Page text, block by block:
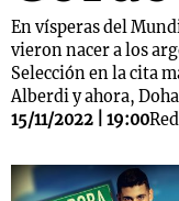
En vísperas del
vieron nacer a los
Selección en la cita
Alberdi y ahora,
15/11/2022 | 19:00